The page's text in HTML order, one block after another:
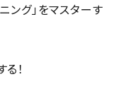
ング」をマスターす
！